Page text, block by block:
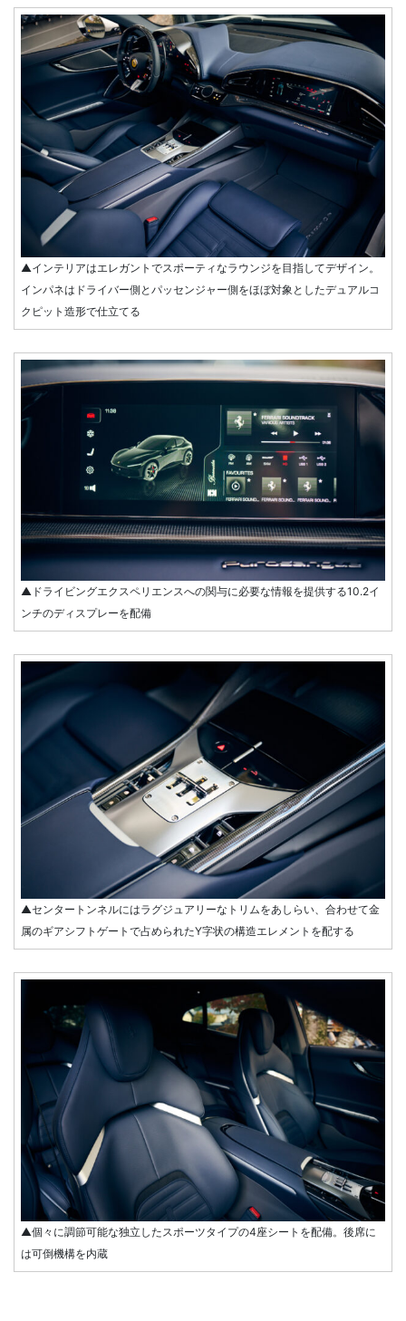
▲インテリアはエレガントでスポーティなラウンジを目指してデザイン。
インパネはドライバー側とパッセンジャー側をほぼ対象としたデュアルコ
クピット造形で仕立てる
▲ドライビングエクスペリエンスへの関与に必要な情報を提供する10.2イ
ンチのディスプレーを配備
▲センタートンネルにはラグジュアリーなトリムをあしらい、合わせて金
属のギアシフトゲートで占められたY字状の構造エレメントを配する
▲個々に調節可能な独立したスポーツタイプの4座シートを配備。後席に
は可倒機構を内蔵